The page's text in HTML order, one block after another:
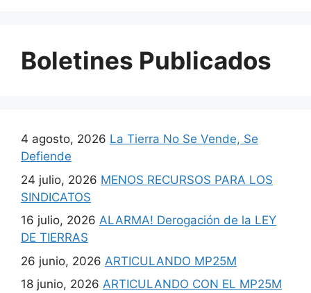
Boletines Publicados
4 agosto, 2026 La Tierra No Se Vende, Se
Defiende
24 julio, 2026 MENOS RECURSOS PARA LOS
SINDICATOS
16 julio, 2026 ALARMA! Derogación de la LEY
DE TIERRAS
26 junio, 2026 ARTICULANDO MP25M
18 junio, 2026 ARTICULANDO CON EL MP25M